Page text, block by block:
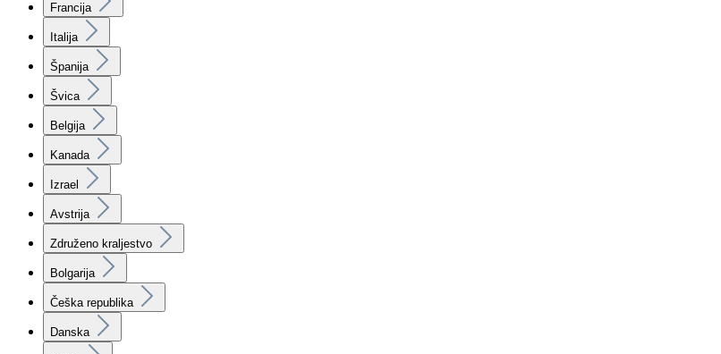
Francija
Italija
Španija
Švica
Belgija
Kanada
Izrael
Avstrija
Združeno kraljestvo
Bolgarija
Češka republika
Danska